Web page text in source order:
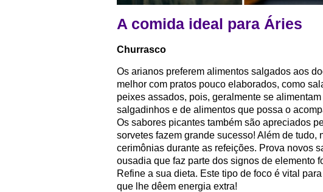
A comida ideal para Áries
Churrasco
Os arianos preferem alimentos salgados aos
melhor com pratos pouco elaborados, como
peixes assados, pois, geralmente se
salgadinhos e de alimentos que possa o
Os sabores picantes também são apreciados
sorvetes fazem grande sucesso! Além de tudo,
cerimônias durante as refeições. Prova novos
ousadia que faz parte dos signos de elemento
Refine a sua dieta. Este tipo de foco é vital
que lhe dêem energia extra!